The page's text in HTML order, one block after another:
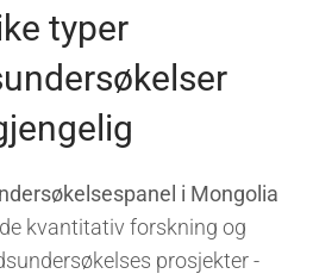
typer
i Mongolia
kvantitativ forskning og
prosjekter -